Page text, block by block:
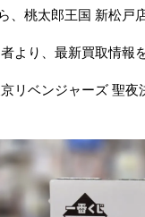
、桃太郎王国 新松戸
より、最新買取情報
リベンジャーズ ​聖